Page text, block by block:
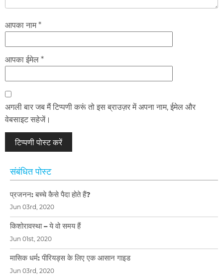
आपका नाम *
आपका ईमेल *
अगली बार जब मैं टिप्पणी करूं तो इस ब्राउज़र में अपना नाम, ईमेल और
वेबसाइट सहेजें।
संबंधित पोस्ट
प्रजनन: बच्चे कैसे पैदा होते हैं?
Jun 03rd, 2020
किशोरावस्था – ये वो समय हैं
Jun 01st, 2020
मासिक धर्म: पीरियड्स के लिए एक आसान गाइड
Jun 03rd, 2020